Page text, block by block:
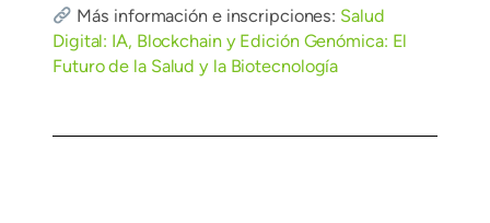
Más información e inscripciones: Salud
Digital: IA, Blockchain y Edición Genómica: El
Futuro de la Salud y la Biotecnología